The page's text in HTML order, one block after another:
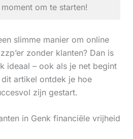
om te starten!
slimme manier om online
zonder klanten? Dan is
ideaal – ook als je net begint
artikel ontdek je hoe
zijn gestart.
in Genk financiële vrijheid